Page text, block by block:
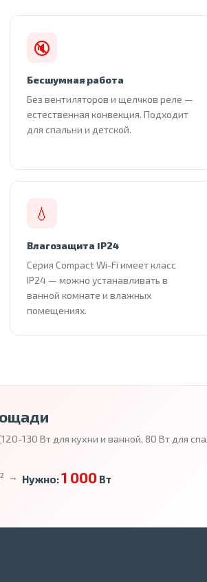
🔇
Бесшумная работа
Без вентиляторов и щелчков реле —
естественная конвекция. Подходит
для спальни и детской.
💧
Влагозащита IP24
Серия Compact Wi-Fi имеет класс
IP24 — можно устанавливать в
ванной комнате и влажных
помещениях.
130 Вт для кухни и ванной, 80 Вт для
→ Нужно:1 000Вт